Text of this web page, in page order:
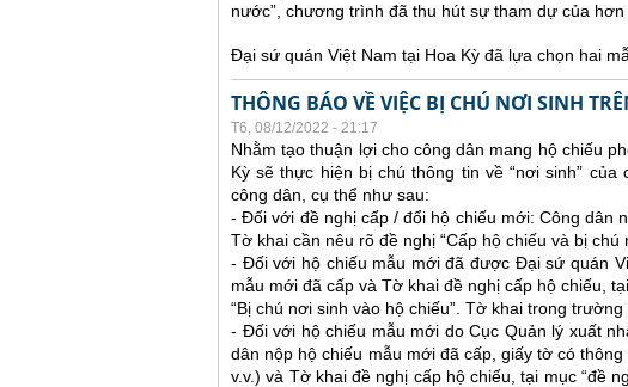
nước”, chương trình đã thu hút sự tham dự của
Đại sứ quán Việt Nam tại Hoa Kỳ đã lựa chọn hai
THÔNG BÁO VỀ VIỆC BỊ CHÚ NƠI SINH
T6, 08/12/2022 - 21:17
Nhằm tạo thuận lợi cho công dân mang hộ chiếu
Kỳ sẽ thực hiện bị chú thông tin về “nơi sinh”
công dân, cụ thể như sau:
- Đối với đề nghị cấp / đổi hộ chiếu mới: Công dân
Tờ khai cần nêu rõ đề nghị “Cấp hộ chiếu và bị chú
- Đối với hộ chiếu mẫu mới đã được Đại sứ quán
mẫu mới đã cấp và Tờ khai đề nghị cấp hộ chiếu,
“Bị chú nơi sinh vào hộ chiếu”. Tờ khai trong
- Đối với hộ chiếu mẫu mới do Cục Quản lý xuất
dân nộp hộ chiếu mẫu mới đã cấp, giấy tờ có
v.v.) và Tờ khai đề nghị cấp hộ chiếu, tại mục “đề